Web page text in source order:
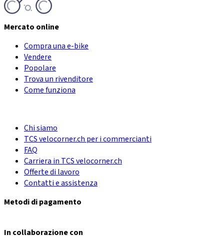
Mercato online
Compra una e-bike
Vendere
Popolare
Trova un rivenditore
Come funziona
Chi siamo
TCS velocorner.ch per i commercianti
FAQ
Carriera in TCS velocorner.ch
Offerte di lavoro
Contatti e assistenza
Metodi di pagamento
In collaborazione con